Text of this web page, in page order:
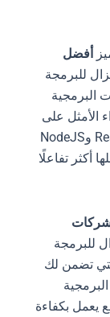
أفضل
للبرمجة
الأمثل على
جميع الأجهزة. استخدام الأدوات مثل ReactJS وNodeJS
تفاعلًا
للبرمجة
تضمن لك
يعمل بكفاءة